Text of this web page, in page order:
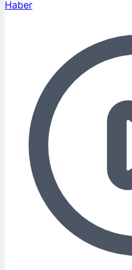
Haber